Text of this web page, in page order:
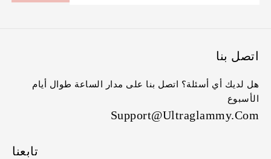
اتصل بنا
هل لديك أي أسئلة؟ اتصل بنا على مدار الساعة طوال أيام
الأسبوع
Support@ultraglammy.com
تابعنا